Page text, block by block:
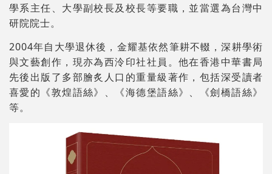
學系主任、大學副校長及校長等要職，並當選為台灣中
研院院士。
2004年自大學退休後，金耀基依然筆耕不輟，深耕學術
與文藝創作，現亦為西泠印社社員。他在香港中華書局
先後出版了多部膾炙人口的重量級著作，包括深受讀者
喜愛的《敦煌語絲》、《海德堡語絲》、《劍橋語絲》
等。